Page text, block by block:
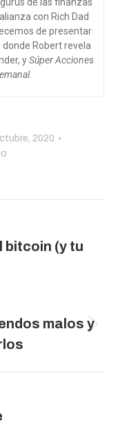
con Rich Dad
de presentar
donde Robert revela
ySúper Acciones
.
2020
bitcoin (y tu
malos y